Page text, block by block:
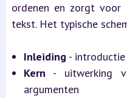
ordenen en zorgt
tekst. Het typische
Inleiding -
Kern - uitwerking
argumenten